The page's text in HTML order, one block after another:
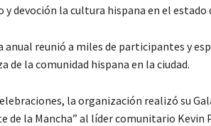
devoción la cultura hispana en el estado
reunió a miles de participantes y
de la comunidad hispana en la ciudad.
la organización realizó su
de la Mancha” al líder comunitario Kevin